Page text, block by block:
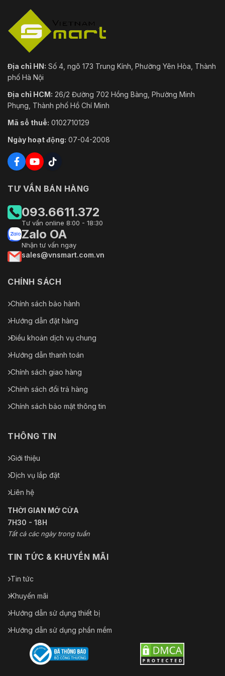
Âm thanh
Đặt lại
phím
Đúng
Sự kiện
Sự kiện
thông
minh
Liên kết
Theo dõi
minh
Liên kết
thông
minh
Chức
sâu
Chụp
[Kênh Bullet] không, [Kênh PTZ] có
Tổng
quan
cấp
Vật liệu ADC12
Điều kiện
hoạt động
Chức
chung
sương giá Demist bằng cách sưởi ấm kính
Sự chấp
thuận
Sự bảo vệ
Địa chỉ HN: Số 4, ngõ 173 Trung Kính, Phường Yên Hòa, Thành
phố Hà Nội
Địa chỉ HCM: 26/2 Đường 702 Hồng Bàng, Phường Minh
Phụng, Thành phố Hồ Chí Minh
Mã số thuế: 0102710129
Ngày hoạt động: 07-04-2008
TƯ VẤN BÁN HÀNG
093.6611.372
Tư vấn online 8:00 - 18:30
Zalo OA
Nhận tư vấn ngay
sales@vnsmart.com.vn
CHÍNH SÁCH
Chính sách bảo hành
Hướng dẫn đặt hàng
Điều khoản dịch vụ chung
Hướng dẫn thanh toán
Chính sách giao hàng
Chính sách đổi trả hàng
Chính sách bảo mật thông tin
THÔNG TIN
Giới thiệu
Dịch vụ lắp đặt
Liên hệ
THỜI GIAN MỞ CỬA
7H30 - 18H
Tất cả các ngày trong tuần
TIN TỨC & KHUYẾN MÃI
Tin tức
Khuyến mãi
Hướng dẫn sử dụng thiết bị
Hướng dẫn sử dụng phần mềm